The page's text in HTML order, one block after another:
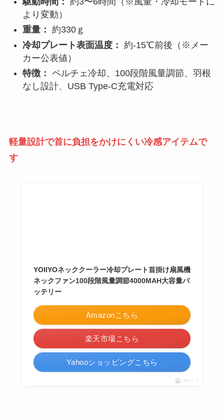
より変動）
重量： 約330ｇ
冷却プレート表面温度： 約-15℃前後（※メー
カー公表値）
特徴： ペルチェ冷却、100段階風量調節、羽根
なし設計、USB Type-C充電対応
軽量設計で首に負担をかけにくい冷感アイテムで
す
YOIIYOネッククーラー冷却プレート首掛け扇風機
ネックファン100段階風量調節4000MAH大容量バ
ッテリー
Amazonこちら
楽天市場こちら
Yahooショッピングこちら
ポチップ